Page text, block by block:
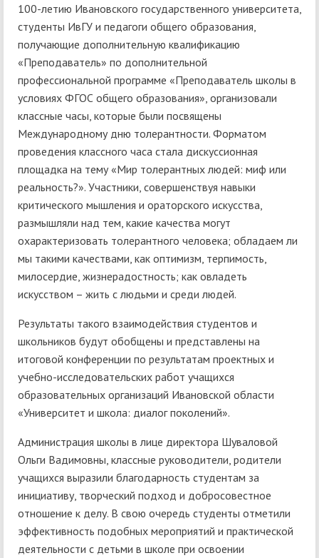
100-летию Ивановского государственного университета,
студенты ИвГУ и педагоги общего образования,
получающие дополнительную квалификацию
«Преподаватель» по дополнительной
профессиональной программе «Преподаватель школы в
условиях ФГОС общего образования», организовали
классные часы, которые были посвящены
Международному дню толерантности. Форматом
проведения классного часа стала дискуссионная
площадка на тему «Мир толерантных людей: миф или
реальность?». Участники, совершенствуя навыки
критического мышления и ораторского искусства,
размышляли над тем, какие качества могут
охарактеризовать толерантного человека; обладаем ли
мы такими качествами, как оптимизм, терпимость,
милосердие, жизнерадостность; как овладеть
искусством – жить с людьми и среди людей.
Результаты такого взаимодействия студентов и
школьников будут обобщены и представлены на
итоговой конференции по результатам проектных и
учебно-исследовательских работ учащихся
образовательных организаций Ивановской области
«Университет и школа: диалог поколений».
Администрация школы в лице директора Шуваловой
Ольги Вадимовны, классные руководители, родители
учащихся выразили благодарность студентам за
инициативу, творческий подход и добросовестное
отношение к делу. В свою очередь студенты отметили
эффективность подобных мероприятий и практической
деятельности с детьми в школе при освоении